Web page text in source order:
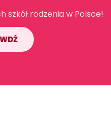
szkół rodzenia w Polsce!